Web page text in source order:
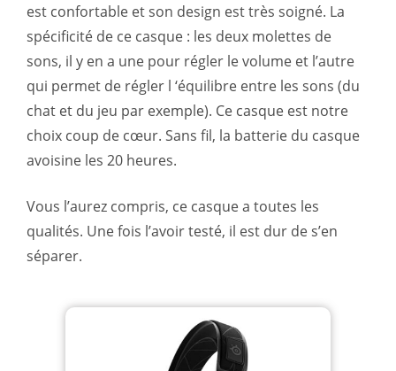
est confortable et son design est très soigné. La
spécificité de ce casque : les deux molettes de
sons, il y en a une pour régler le volume et l’autre
qui permet de régler l ‘équilibre entre les sons (du
chat et du jeu par exemple). Ce casque est notre
choix coup de cœur. Sans fil, la batterie du casque
avoisine les 20 heures.
Vous l’aurez compris, ce casque a toutes les
qualités. Une fois l’avoir testé, il est dur de s’en
séparer.